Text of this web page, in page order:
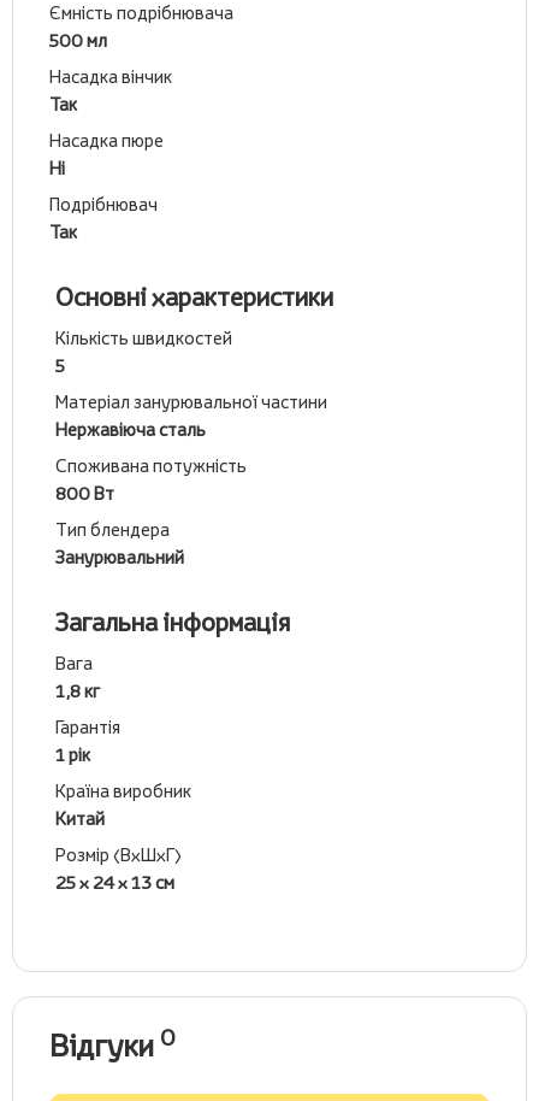
Ємність подрібнювача
500 мл
Насадка вінчик
Так
Насадка пюре
Ні
Подрібнювач
Так
Основні характеристики
Кількість швидкостей
5
Матеріал занурювальної частини
Нержавіюча сталь
Споживана потужність
800 Вт
Тип блендера
Занурювальний
Загальна інформація
Вага
1,8 кг
Гарантія
1 рік
Країна виробник
Китай
Розмір (ВхШхГ)
25 x 24 x 13 см
Відгуки 0